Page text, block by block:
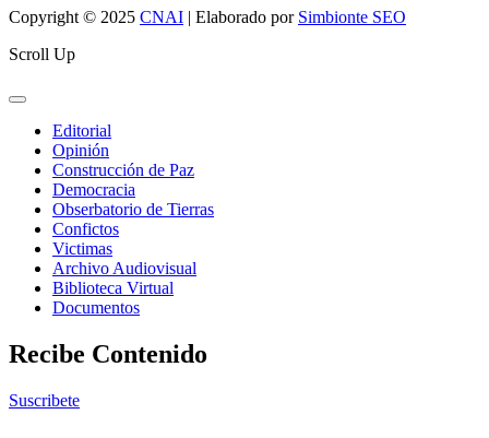
Copyright © 2025 CNAI | Elaborado por Simbionte SEO
Scroll Up
Editorial
Opinión
Construcción de Paz
Democracia
Obserbatorio de Tierras
Confictos
Victimas
Archivo Audiovisual
Biblioteca Virtual
Documentos
Recibe Contenido
Suscribete